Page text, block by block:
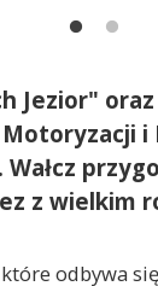
Jezior"
i
Wałcz
z wielkim
odbywa